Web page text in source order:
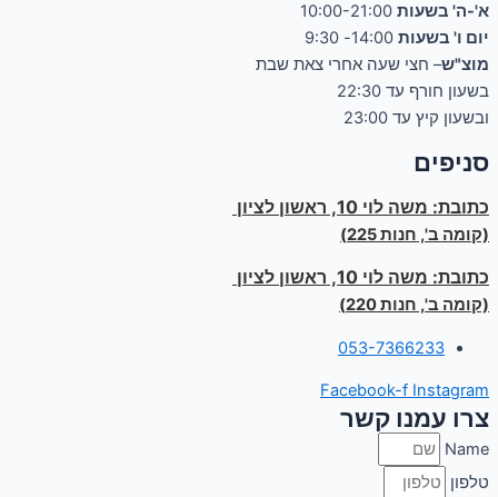
א'-ה' בשעות
יום ו' בשעות
מוצ"ש– חצי שעה אחרי צאת שבת
בשעון חורף עד 22:30
ובשעון קיץ עד 23:00
סניפים
כתובת: משה לוי 10, ראשון לציון
(קומה ב', חנות 225)
כתובת: משה לוי 10, ראשון לציון
(קומה ב', חנות 220)
053-7366233
Facebook-f Instagram
צרו עמנו קשר
Name
טלפון